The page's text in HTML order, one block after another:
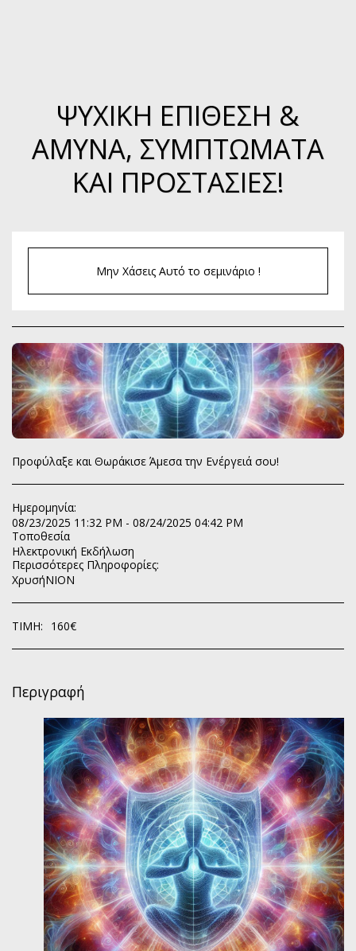
ΨΥΧΙΚΉ ΕΠΊΘΕΣΗ &
ΆΜΥΝΑ, ΣΥΜΠΤΏΜΑΤΑ
ΚΑΙ ΠΡΟΣΤΑΣΊΕΣ!
Μην Χάσεις Αυτό το σεμινάριο !
Προφύλαξε και Θωράκισε Άμεσα την Ενέργειά σου!
Ημερομηνία:
08/23/2025 11:32 PM - 08/24/2025 04:42 PM
Τοποθεσία
Ηλεκτρονική Εκδήλωση
Περισσότερες Πληροφορίες:
ΧρυσήΝΙΟΝ
ΤΙΜΉ: 160€
Περιγραφή